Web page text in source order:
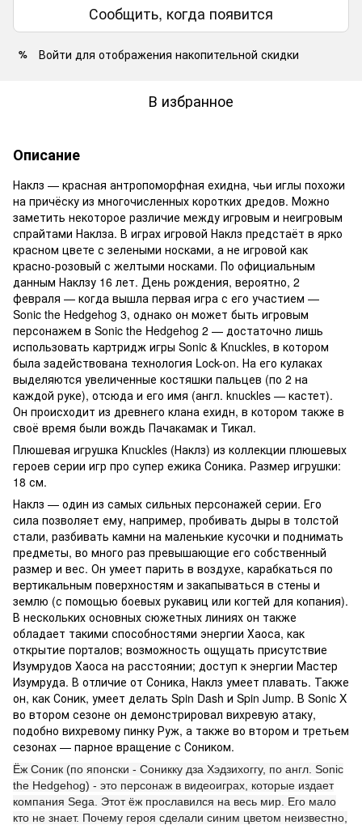
Сообщить, когда появится
% Войти для отображения накопительной скидки
В избранное
Описание
Наклз — красная антропоморфная ехидна, чьи иглы похожи
на причёску из многочисленных коротких дредов. Можно
заметить некоторое различие между игровым и неигровым
спрайтами Наклза. В играх игровой Наклз предстаёт в ярко
красном цвете с зелеными носками, а не игровой как
красно-розовый с желтыми носками. По официальным
данным Наклзу 16 лет. День рождения, вероятно, 2
февраля — когда вышла первая игра с его участием —
Sonic the Hedgehog 3, однако он может быть игровым
персонажем в Sonic the Hedgehog 2 — достаточно лишь
использовать картридж игры Sonic & Knuckles, в котором
была задействована технология Lock-on. На его кулаках
выделяются увеличенные костяшки пальцев (по 2 на
каждой руке), отсюда и его имя (англ. knuckles — кастет).
Он происходит из древнего клана ехидн, в котором также в
своё время были вождь Пачакамак и Тикал.
Плюшевая игрушка Knuckles (Наклз) из коллекции плюшевых
героев серии игр про супер ежика Соника. Размер игрушки:
18 см.
Наклз — один из самых сильных персонажей серии. Его
сила позволяет ему, например, пробивать дыры в толстой
стали, разбивать камни на маленькие кусочки и поднимать
предметы, во много раз превышающие его собственный
размер и вес. Он умеет парить в воздухе, карабкаться по
вертикальным поверхностям и закапываться в стены и
землю (с помощью боевых рукавиц или когтей для копания).
В нескольких основных сюжетных линиях он также
обладает такими способностями энергии Хаоса, как
открытие порталов; возможность ощущать присутствие
Изумрудов Хаоса на расстоянии; доступ к энергии Мастер
Изумруда. В отличие от Соника, Наклз умеет плавать. Также
он, как Соник, умеет делать Spin Dash и Spin Jump. В Sonic X
во втором сезоне он демонстрировал вихревую атаку,
подобно вихревому пинку Руж, а также во втором и третьем
сезонах — парное вращение с Соником.
Ёж Соник (по японски - Соникку дза Хэдзихоггу, по англ. Sonic
the Hedgehog) - это персонаж в видеоиграх, которые издает
компания Sega. Этот ёж прославился на весь мир. Его мало
кто не знает. Почему героя сделали синим цветом неизвестно,